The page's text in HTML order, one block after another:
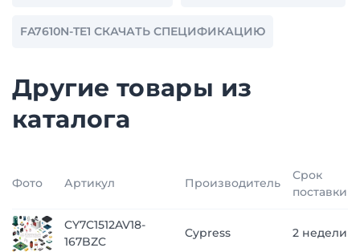
FA7610N-TE1 СКАЧАТЬ СПЕЦИФИКАЦИЮ
Другие товары из
каталога
Фото Артикул Производитель
Срок
поставки
CY7C1512AV18-
167BZC
Cypress 2 недели